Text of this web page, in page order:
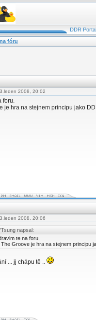
DDR Portal
fóru
2008, 20:02
foru.
je hra na stejnem principu jako
2008, 20:06
napsal:
te na foru.
The Groove je hra na stejnem principu
... jj chápu tě ..